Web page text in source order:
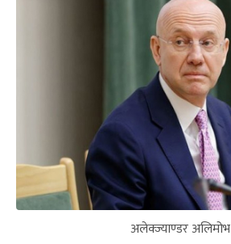
अलेक्ज्याण्डर अलिमोभ